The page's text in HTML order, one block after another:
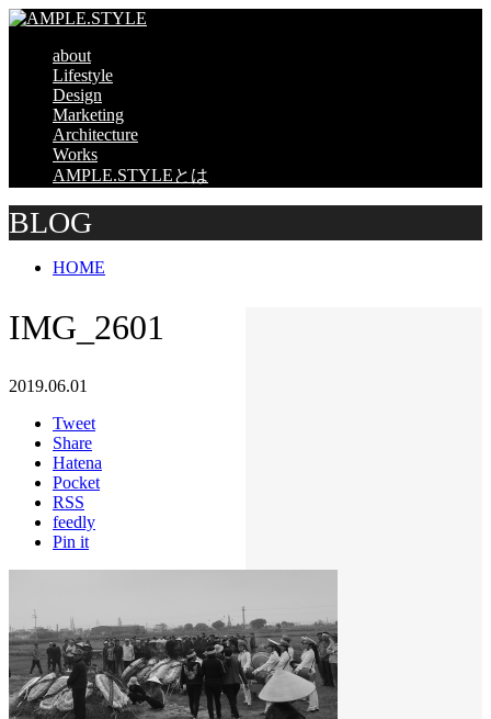
about
Lifestyle
Design
Marketing
Architecture
Works
AMPLE.STYLEとは
BLOG
HOME
IMG_2601
2019.06.01
Tweet
Share
Hatena
Pocket
RSS
feedly
Pin it